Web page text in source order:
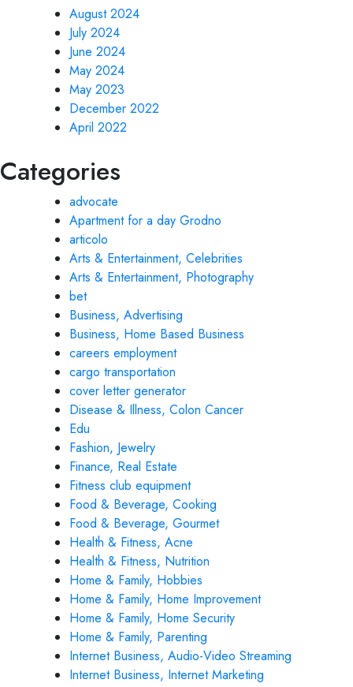
August 2024
July 2024
June 2024
May 2024
May 2023
December 2022
April 2022
Categories
advocate
Apartment for a day Grodno
articolo
Arts & Entertainment, Celebrities
Arts & Entertainment, Photography
bet
Business, Advertising
Business, Home Based Business
careers employment
cargo transportation
cover letter generator
Disease & Illness, Colon Cancer
Edu
Fashion, Jewelry
Finance, Real Estate
Fitness club equipment
Food & Beverage, Cooking
Food & Beverage, Gourmet
Health & Fitness, Acne
Health & Fitness, Nutrition
Home & Family, Hobbies
Home & Family, Home Improvement
Home & Family, Home Security
Home & Family, Parenting
Internet Business, Audio-Video Streaming
Internet Business, Internet Marketing